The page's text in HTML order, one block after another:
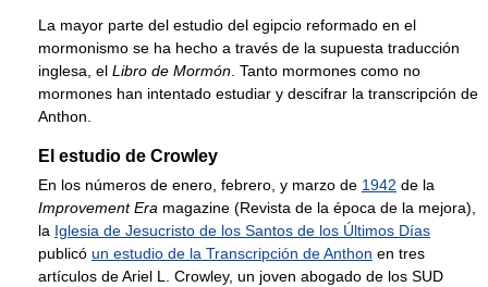
La mayor parte del estudio del egipcio reformado en el
mormonismo se ha hecho a través de la supuesta traducción
inglesa, el Libro de Mormón . Tanto mormones como no
mormones han intentado estudiar y descifrar la transcripción de
Anthon.
El estudio de Crowley
En los números de enero, febrero, y marzo de 1942 de la
Improvement Era magazine (Revista de la época de la mejora),
la Iglesia de Jesucristo de los Santos de los Últimos Días
publicó un estudio de la Transcripción de Anthon en tres
artículos de Ariel L. Crowley, un joven abogado de los SUD